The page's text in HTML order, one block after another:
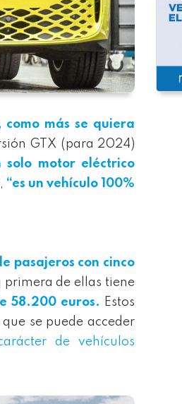
más se quiera
GTX (para 2024)
solo motor eléctrico
“es un vehículo 100%
pasajeros con cinco
primera de ellas tiene
58.200 euros.
Estos
se puede acceder
de vehículos